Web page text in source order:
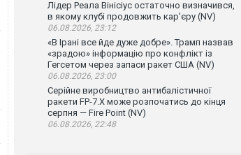
Лідер Реала Вінісіус остаточно визначився,
в якому клубі продовжить кар'єру (NV)
06.08.2026, 23:12
«В Ірані все йде дуже добре». Трамп назвав
«зрадою» інформацію про конфлікт із
Гегсетом через запаси ракет США (NV)
06.08.2026, 23:00
Серійне виробництво антибалістичної
ракети FP-7.X може розпочатись до кінця
серпня — Fire Point (NV)
06.08.2026, 22:48